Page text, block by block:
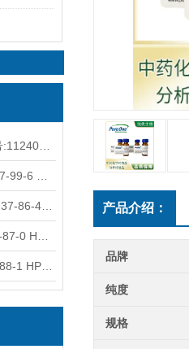
产品介绍：
品牌
纯度
规格